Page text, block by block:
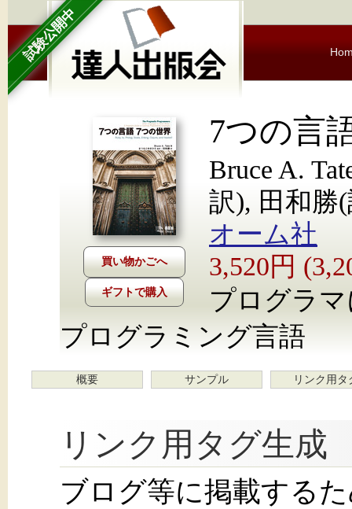
試験公開中
ギフトで購入
7つの言
Bruce A.
訳), 田和勝
オーム社
3,520円
プログラ
プログラミング言語
概要 サンプル リンク用タ
リンク用タグ生成
ブログ等に掲載する